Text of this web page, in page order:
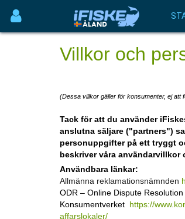
Villkor och
(Dessa villkor gäller för konsumenter, ej att
Tack för att du använder
anslutna säljare ("partners")
personuppgifter på ett tryggt
beskriver våra
Användbara länkar:
Allmänna reklamationsnämnden
ODR – Online Dispute Resolution
Konsumentverket https://
affarslokaler/